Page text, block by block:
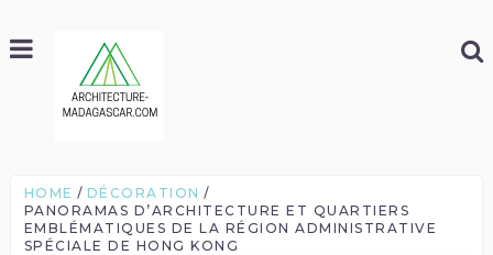
HOME
DÉCORATION
PANORAMAS D’ARCHITECTURE ET QUARTIERS
EMBLÉMATIQUES DE LA RÉGION ADMINISTRATIVE
SPÉCIALE DE HONG KONG